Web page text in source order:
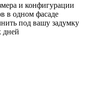
и конфигурации
в одном фасаде
под вашу задумку
дней